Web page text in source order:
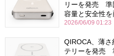
リーを発売 準
容量と安全性を
2026/06/09 01:23
QIROCA、薄
テリーを発売